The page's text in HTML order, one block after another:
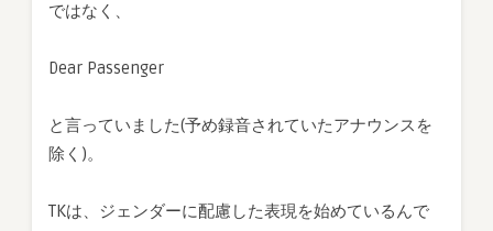
ではなく、
Dear Passenger
と言っていました(予め録音されていたアナウンスを
除く)。
TKは、ジェンダーに配慮した表現を始めているんで